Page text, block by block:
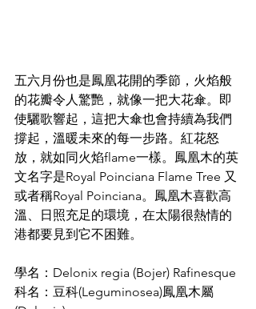
五六月份也是鳳凰花開的季節，火焰般
的花瓣令人驚艷，就像一把大花傘。即
使驪歌響起，這把大傘也會持續為我們
撐起，溫暖未來的每一步路。紅花怒
放，就如同火焰flame一樣。鳳凰木的英
文名字是Royal Poinciana Flame Tree 又
或者稱Royal Poinciana。鳳凰木喜歡高
溫、日照充足的環境，在太陽很熱情的
港都要見到它不困難。
學名：Delonix regia (Bojer) Rafinesque
科名： 豆科(Leguminosea)鳳凰木屬